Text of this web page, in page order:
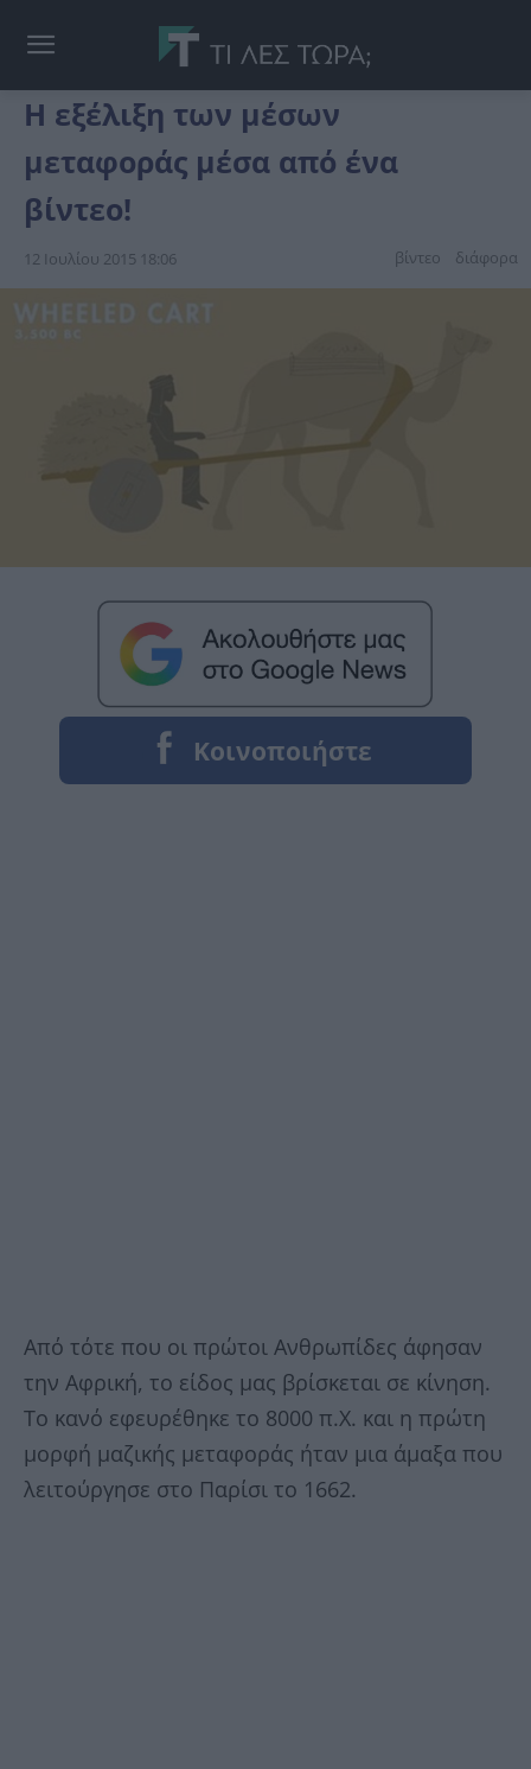
Η εξέλιξη των μέσων
μεταφοράς μέσα από ένα
βίντεο!
12 Ιουλίου 2015 18:06 βίντεο διάφορα
Από τότε που οι πρώτοι Ανθρωπίδες άφησαν
την Αφρική, το είδος μας βρίσκεται σε κίνηση.
Το κανό εφευρέθηκε το 8000 π.Χ. και η πρώτη
μορφή μαζικής μεταφοράς ήταν μια άμαξα που
λειτούργησε στο Παρίσι το 1662.